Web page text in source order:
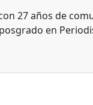
27 años de
en